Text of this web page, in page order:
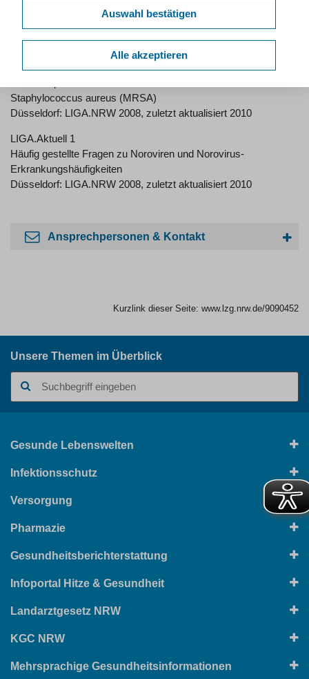
Umgang mit MRSA in der ambulanten Pflege
Düsseldorf: LIGA.NRW 2008, zuletzt aktualisiert 2010
LIGA.Aktuell 2
Staphylococcus aureus (MRSA)
Düsseldorf: LIGA.NRW 2008, zuletzt aktualisiert 2010
LIGA.Aktuell 1
Häufig gestellte Fragen zu Noroviren und Norovirus-
Erkrankungshäufigkeiten
Düsseldorf: LIGA.NRW 2008, zuletzt aktualisiert 2010
Ansprechpersonen & Kontakt
Kurzlink dieser Seite: www.lzg.nrw.de/9090452
Unsere Themen im Überblick
Gesunde Lebenswelten
Infektionsschutz
Versorgung
Pharmazie
Gesundheitsberichterstattung
Infoportal Hitze & Gesundheit
Landarztgesetz NRW
KGC NRW
Mehrsprachige Gesundheitsinformationen
Auswahl bestätigen
Alle akzeptieren